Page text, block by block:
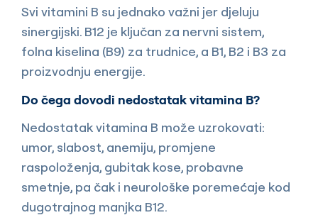
Svi vitamini B su jednako važni jer djeluju
sinergijski. B12 je ključan za nervni sistem,
folna kiselina (B9) za trudnice, a B1, B2 i B3 za
proizvodnju energije.
Do čega dovodi nedostatak vitamina B?
Nedostatak vitamina B može uzrokovati:
umor, slabost, anemiju, promjene
raspoloženja, gubitak kose, probavne
smetnje, pa čak i neurološke poremećaje kod
dugotrajnog manjka B12.